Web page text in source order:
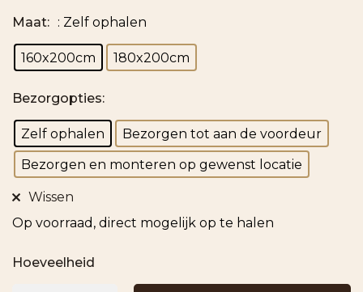
Maat: : Zelf ophalen
160x200cm 180x200cm
Bezorgopties:
Zelf ophalen
Bezorgen tot aan de voordeur
Bezorgen en monteren op gewenst locatie
Wissen
Op voorraad, direct mogelijk op te halen
Hoeveelheid